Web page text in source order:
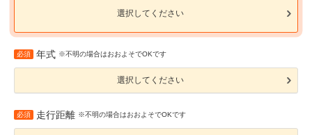
選択してください
必須 年式 ※不明の場合はおおよそでOKです
選択してください
必須 走行距離 ※不明の場合はおおよそでOKです